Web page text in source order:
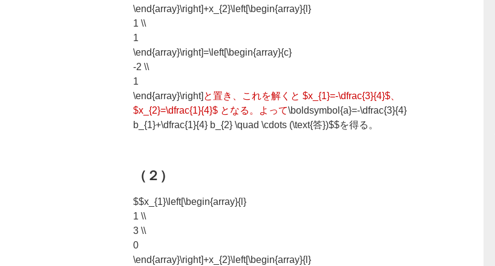
\end{array}\right]+x_{2}\left[\begin{array}{l}
1 \\
1
\end{array}\right]=\left[\begin{array}{c}
-2 \\
1
\end{array}\right] と置き、これを解くと $x_{1}=-\dfrac{3}{4}$、
$x_{2}=\dfrac{1}{4}$ となる。よって\boldsymbol{a}=-\dfrac{3}{4}
b_{1}+\dfrac{1}{4} b_{2} \quad \cdots (\text{答})$$を得る。
（２）
$$x_{1}\left[\begin{array}{l}
1 \\
3 \\
0
\end{array}\right]+x_{2}\left[\begin{array}{l}